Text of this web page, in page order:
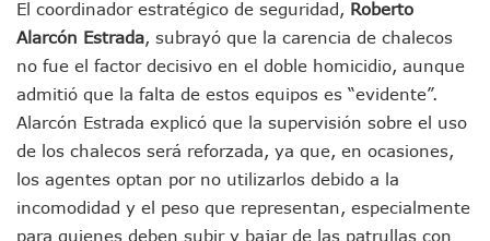
Mujeres Recorren Calles De Ixtapa Para Identificar
Bruno Blancas Convoca A Mesa De Análisis Para La
CUCosta E IMSS Nayarit Avanzan En Acuerdos Para
Videos De Presunto Convoy Armado Desatan Operativo
Playa Las Cocinas: Retiran Concesión Y Anuncian Plan De
Dr. Álvarez Zayas Dirige Plan De Salud Animal Y
“El Mayo” Zambada Es Condenado A Morir En Prisión En
Orgullo Vallartense: Zhoemí Luévanos Competirá En El
El coordinador estratégico de seguridad, Roberto
Alarcón Estrada, subrayó que la carencia de chalecos
no fue el factor decisivo en el doble homicidio, aunque
admitió que la falta de estos equipos es “evidente”.
Alarcón Estrada explicó que la supervisión sobre el uso
de los chalecos será reforzada, ya que, en ocasiones,
los agentes optan por no utilizarlos debido a la
incomodidad y el peso que representan, especialmente
para quienes deben subir y bajar de las patrullas con